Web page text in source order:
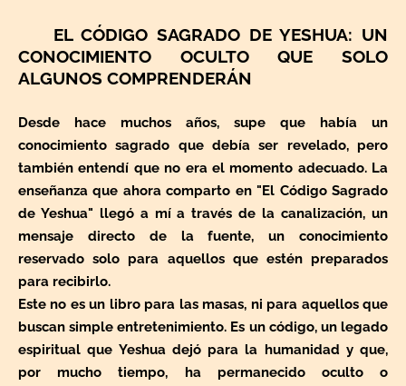
EL CÓDIGO SAGRADO DE YESHUA: UN
CONOCIMIENTO OCULTO QUE SOLO
ALGUNOS COMPRENDERÁN
Desde hace muchos años, supe que había un
conocimiento sagrado que debía ser revelado, pero
también entendí que no era el momento adecuado. La
enseñanza que ahora comparto en "El Código Sagrado
de Yeshua" llegó a mí a través de la canalización, un
mensaje directo de la fuente, un conocimiento
reservado solo para aquellos que estén preparados
para recibirlo.
Este no es un libro para las masas, ni para aquellos que
buscan simple entretenimiento. Es un código, un legado
espiritual que Yeshua dejó para la humanidad y que,
por mucho tiempo, ha permanecido oculto o